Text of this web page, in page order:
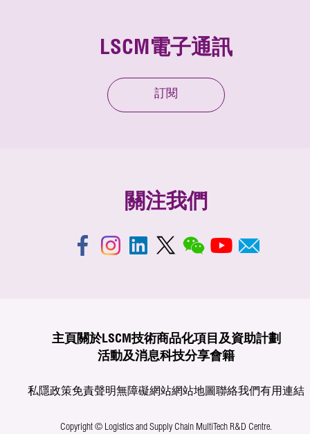
LSCM電子通訊
訂閱
關注我們
主頁關於LSCM技術商品化項目及資助計劃
活動及消息科技分享會籍
私隱政策免責聲明無障礙網站網站地圖聯絡我們有用連結
Copyright © Logistics and Supply Chain MultiTech R&D Centre.